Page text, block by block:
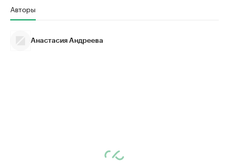
Авторы
Анастасия Андреева